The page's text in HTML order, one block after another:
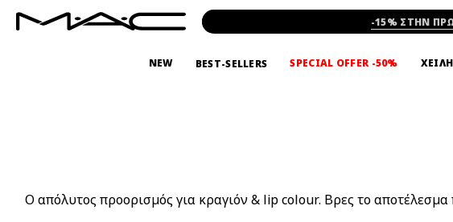
-15% ΣΤΗΝ
NEW BEST-SELLERS SPECIAL OFFER -50% ΧΕΙΛΗ
Ο απόλυτος προορισμός για κραγιόν & lip colour. Βρες το